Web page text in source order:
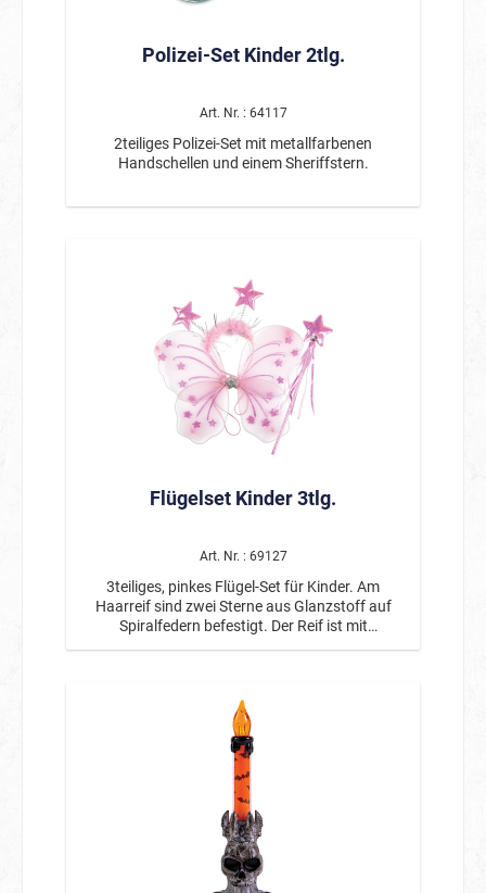
Polizei-Set Kinder 2tlg.
Art. Nr. : 64117
2teiliges Polizei-Set mit metallfarbenen
Handschellen und einem Sheriffstern.
Flügelset Kinder 3tlg.
Art. Nr. : 69127
3teiliges, pinkes Flügel-Set für Kinder. Am
Haarreif sind zwei Sterne aus Glanzstoff auf
Spiralfedern befestigt. Der Reif ist mit
dekoriert.